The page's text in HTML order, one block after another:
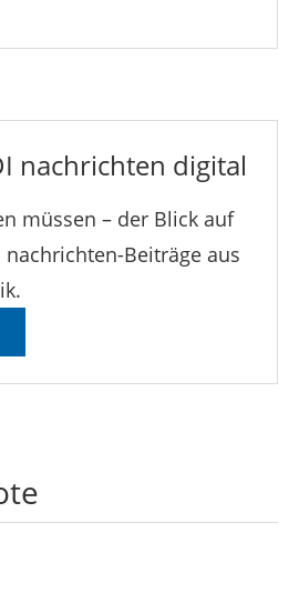
nachrichten digital
müssen – der Blick auf
Beiträge aus